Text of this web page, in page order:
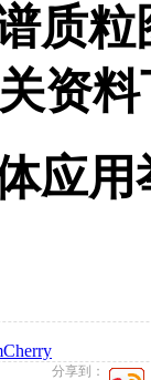
质
资
应用
分享到：